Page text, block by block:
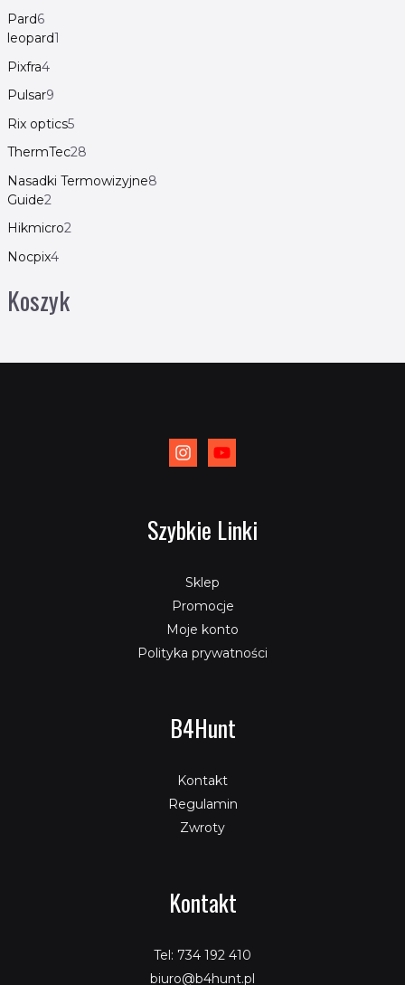
Pard6
leopard1
Pixfra4
Pulsar9
Rix optics5
ThermTec28
Nasadki Termowizyjne8
Guide2
Hikmicro2
Nocpix4
Koszyk
Szybkie Linki
Sklep
Promocje
Moje konto
Polityka prywatności
B4Hunt
Kontakt
Regulamin
Zwroty
Kontakt
Tel: 734 192 410
biuro@b4hunt.pl